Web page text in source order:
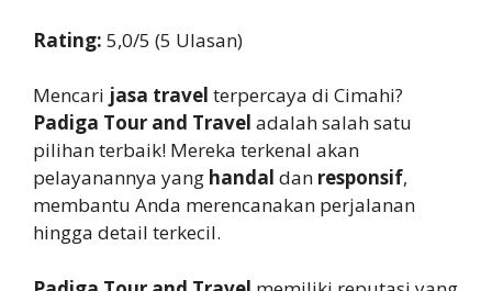
Rating: 5,0/5 (5 Ulasan)
Mencari jasa travel terpercaya di Cimahi?
Padiga Tour and Travel adalah salah satu
pilihan terbaik! Mereka terkenal akan
pelayanannya yang handal dan responsif,
membantu Anda merencanakan perjalanan
hingga detail terkecil.